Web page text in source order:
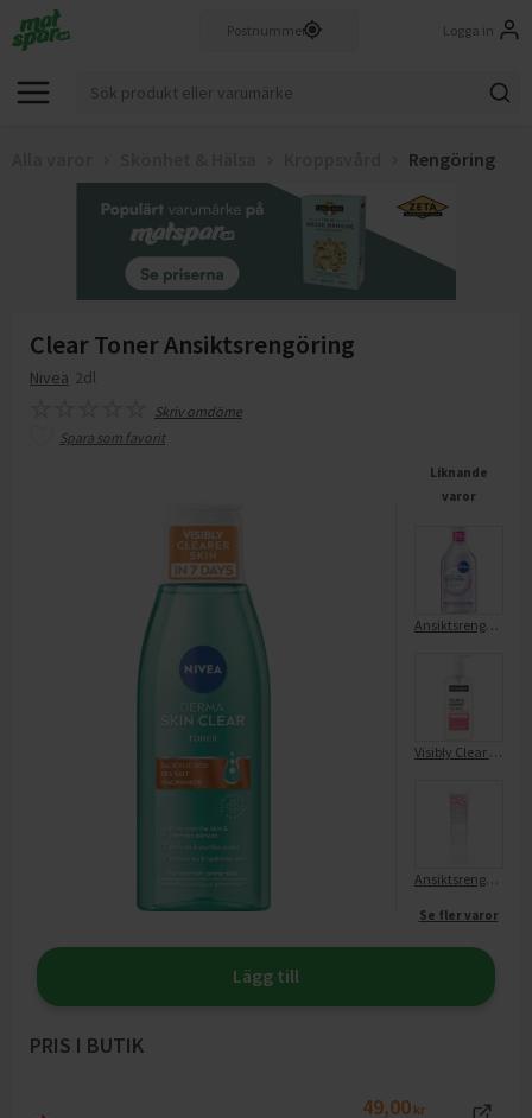
Logga in
Rengöring
Clear Toner Ansiktsrengöring
Nivea 2dl
Skriv omdöme
Spara som favorit
Liknande
varor
Ansiktsrengöring
Visibly Clear Pink Grapefruit Facial Wash
Ansiktsrengöring Best Face Forward Daily Foaming Cleanser
Se fler varor
Lägg till
PRIS I BUTIK
49,00 kr